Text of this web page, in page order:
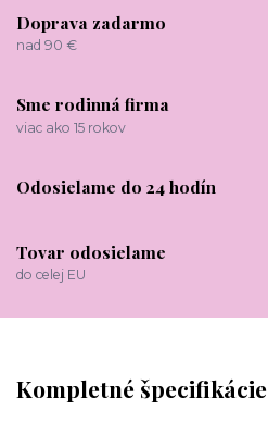
Doprava zadarmo
nad 90 €
Sme rodinná firma
viac ako 15 rokov
Odosielame do 24 hodín
Tovar odosielame
do celej EU
Kompletné špecifikácie